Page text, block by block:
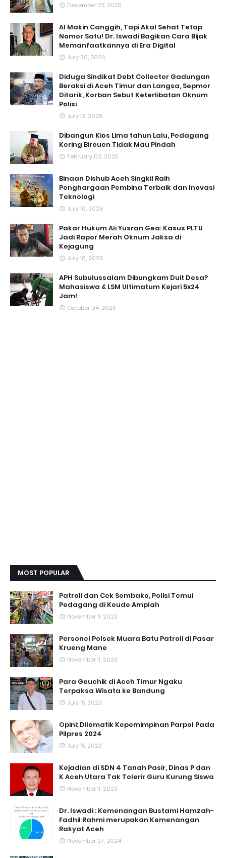
December 25, 2025
AI Makin Canggih, Tapi Akal Sehat Tetap
Nomor Satu! Dr. Iswadi Bagikan Cara Bijak
Memanfaatkannya di Era Digital
July 26, 2026
Diduga Sindikat Debt Collector Gadungan
Beraksi di Aceh Timur dan Langsa, Sepmor
Ditarik, Korban Sebut Keterlibatan Oknum
Polisi
July 12, 2026
Dibangun Kios Lima tahun Lalu, Pedagang
Kering Bireuen Tidak Mau Pindah
February 03, 2025
Binaan Dishub Aceh Singkil Raih
Penghargaan Pembina Terbaik dan Inovasi
Teknologi
July 10, 2026
Pakar Hukum Ali Yusran Gea: Kasus PLTU
Jadi Rapor Merah Oknum Jaksa di
Kejagung
July 10, 2026
APH Subulussalam Dibungkam Duit Desa?
Mahasiswa & LSM Ultimatum Kejari 5x24
Jam!
October 04, 2025
MOST POPULAR
Patroli dan Cek Sembako, Polisi Temui
Pedagang di Keude Amplah
November 11, 2023
Personel Polsek Muara Batu Patroli di Pasar
Krueng Mane
November 11, 2023
Para Geuchik di Aceh Timur Ngaku
Terpaksa Wisata ke Bandung
July 15, 2023
Opini: Dilematik Kepemimpinan Parpol Pada
Pilpres 2024
July 15, 2023
Kejadian di SDN 4 Tanah Pasir, Dinas P dan
K Aceh Utara Tak Tolerir Guru Kurung Siswa
November 11, 2023
Dr. Iswadi : Kemenangan Bustami Hamzah-
Fadhil Rahmi merupakan Kemenangan
Rakyat Aceh
November 27, 2024